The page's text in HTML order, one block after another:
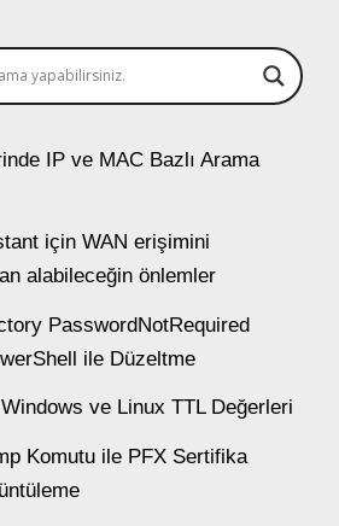
IP ve MAC Bazlı Arama
için WAN erişimini
alabileceğin önlemler
PasswordNotRequired
ile Düzeltme
ve Linux TTL Değerleri
Komutu ile PFX Sertifika